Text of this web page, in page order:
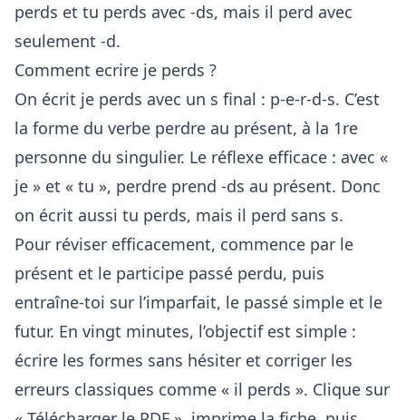
perds et tu perds avec -ds, mais il perd avec
seulement -d.
Comment ecrire je perds ?
On écrit je perds avec un s final : p-e-r-d-s. C’est
la forme du verbe perdre au présent, à la 1re
personne du singulier. Le réflexe efficace : avec «
je » et « tu », perdre prend -ds au présent. Donc
on écrit aussi tu perds, mais il perd sans s.
Pour réviser efficacement, commence par le
présent et le participe passé perdu, puis
entraîne-toi sur l’imparfait, le passé simple et le
futur. En vingt minutes, l’objectif est simple :
écrire les formes sans hésiter et corriger les
erreurs classiques comme « il perds ». Clique sur